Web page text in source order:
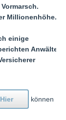
Millionenhöhe.
einige
Anwälte.
Hier
können